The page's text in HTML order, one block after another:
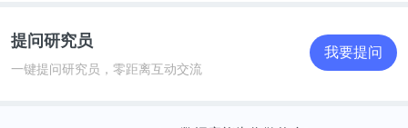
提问研究员
一键提问研究员，零距离互动交流
我要提问